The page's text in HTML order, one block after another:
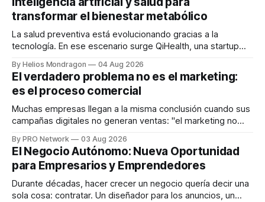
transformar el bienestar metabólico
La salud preventiva está evolucionando gracias a la
tecnología. En ese escenario surge QiHealth, una startup
dispositivos inteligentes, inteligencia artificial y monitoreo
en tiempo real para ayudar a las personas a tomar mejores
decisiones sobre su salud metabólica. Su propuesta busca
responder
By Helios Mondragon 04 Aug 2026
El verdadero problema no es el marketing:
es el proceso comercial
Muchas empresas llegan a la misma conclusión cuando sus
campañas digitales no generan ventas: "el marketing no
INTERIUS, el problema suele estar en otro lugar. Durante
una entrevista para el podcast SER PRO, el especialista en
marketing digital explicó que
By PRO Network 03 Aug 2026
El Negocio Autónomo: Nueva Oportunidad
para Empresarios y Emprendedores
Durante décadas, hacer crecer un negocio quería decir una
sola cosa: contratar. Un diseñador para los anuncios, un